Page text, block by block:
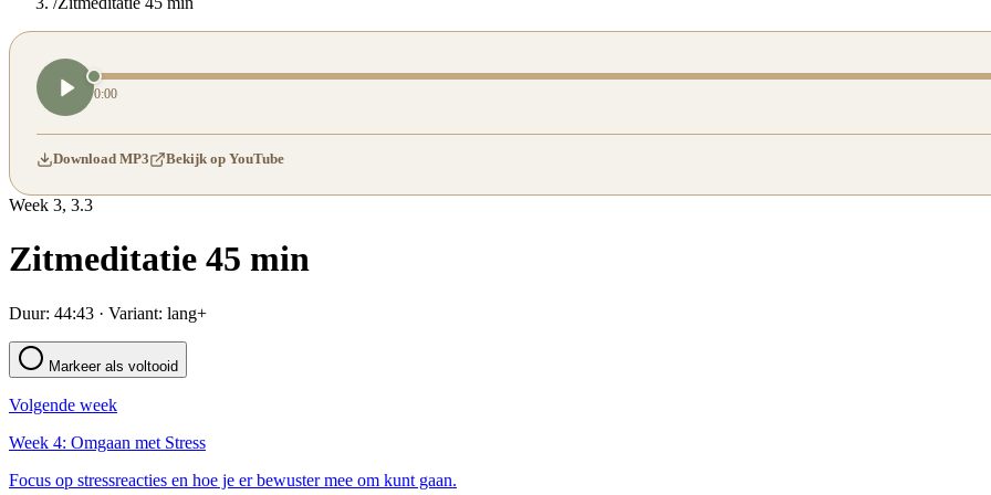
0:00
Download MP3 Bekijk op YouTube
Week 3, 3.3
Zitmeditatie 45 min
Duur: 44:43 · Variant: lang+
Markeer als voltooid
Volgende week
Week 4: Omgaan met Stress
Focus op stressreacties en hoe je er bewuster mee om kunt gaan.